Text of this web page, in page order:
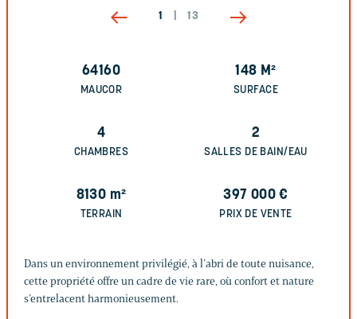
1 13
64160
MAUCOR
148 M²
SURFACE
4
CHAMBRES
2
SALLES DE BAIN/EAU
8130 m²
TERRAIN
397 000€
PRIX DE VENTE
Dans un environnement privilégié, à l’abri de toute nuisance,
cette propriété offre un cadre de vie rare, où confort et nature
s’entrelacent harmonieusement.